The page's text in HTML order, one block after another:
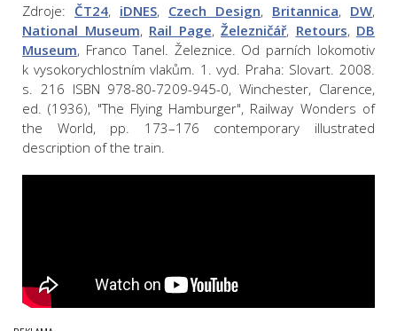
Zdroje: ČT24, iDNES, Czech Design, Britannica, DW,
National Museum, Rail Page, Železničář, Retours, DB
Museum, Franco Tanel. Železnice. Od parních lokomotiv
k vysokorychlostním vlakům. 1. vyd. Praha: Slovart. 2008.
s. 216 ISBN 978-80-7209-945-0, Winchester, Clarence,
ed. (1936), "The Flying Hamburger", Railway Wonders of
the World, pp. 173–176 contemporary illustrated
description of the train.